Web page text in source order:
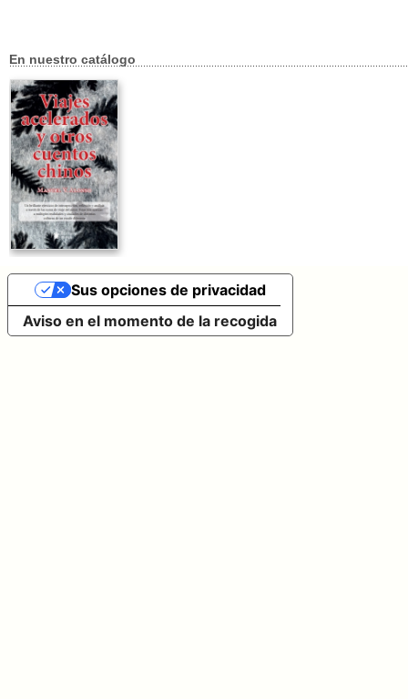
En nuestro catálogo
Aviso en el momento de la recogida
Sus opciones de privacidad